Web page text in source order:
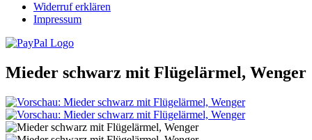
Widerruf erklären
Impressum
Mieder schwarz mit Flügelärmel, Wenger